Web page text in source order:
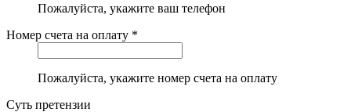
Пожалуйста, укажите ваш телефон
Номер счета на оплату *
Пожалуйста, укажите номер счета на оплату
Суть претензии